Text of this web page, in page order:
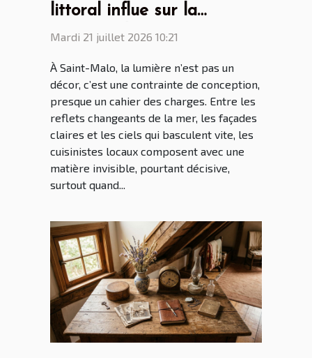
littoral influe sur la
création des cuisines par
Mardi 21 juillet 2026 10:21
À Saint-Malo, la lumière n’est pas un
décor, c’est une contrainte de conception,
presque un cahier des charges. Entre les
reflets changeants de la mer, les façades
claires et les ciels qui basculent vite, les
cuisinistes locaux composent avec une
matière invisible, pourtant décisive,
surtout quand...